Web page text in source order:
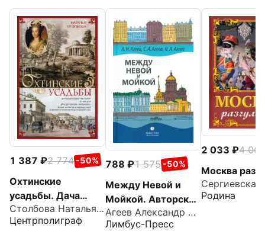
1 387 2 774 -50%
Охтинские
усадьбы. Дача
Безобразовых
Жерновка
Столбова Наталья Павловна
Центрполиграф
788 1 575 -50%
Между Невой и
Мойкой. Авторский
путеводитель
Агеев Александр Николаевич
Лимбус-Пресс
2 033
4 065
Москва
Родина